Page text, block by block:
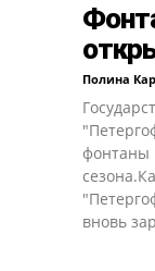
Полина
фонтаны
вновь